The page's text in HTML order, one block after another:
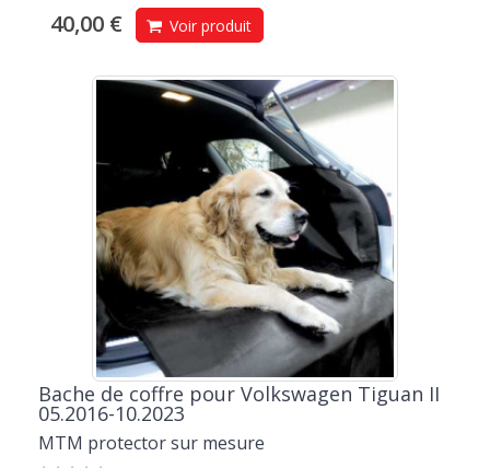
40,00 € Voir produit
Bache de coffre pour Volkswagen Tiguan II
05.2016-10.2023
MTM protector sur mesure